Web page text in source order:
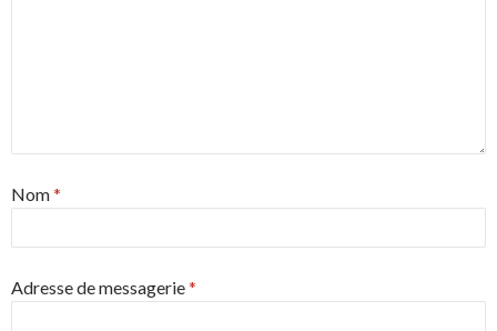
Nom*
Adresse de messagerie*